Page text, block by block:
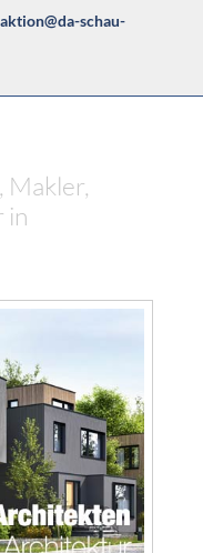
schau-
Makler,
in